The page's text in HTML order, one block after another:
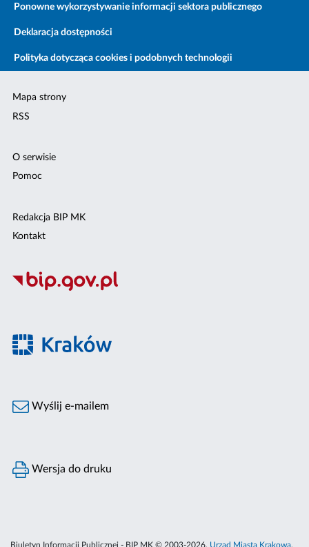
Ponowne wykorzystywanie informacji sektora publicznego
Deklaracja dostępności
Polityka dotycząca cookies i podobnych technologii
Mapa strony
RSS
O serwisie
Pomoc
Redakcja BIP MK
Kontakt
Wyślij e-mailem
Wersja do druku
Biuletyn Informacji Publicznej - BIP MK © 2003-2026, Urząd Miasta Krakowa,